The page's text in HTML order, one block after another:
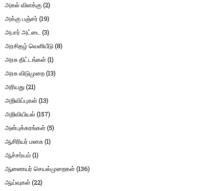
அகல் விளக்கு(2)
அக்கு பஞ்சர் (19)
அபார் அட்டை (3)
அரசிதழ் வெளியீடு(8)
அரசு திட்டங்கள்(1)
அரசு விடுமுறை(13)
அரியது(21)
அறிவிப்புகள்(13)
அறிவியியல் (157)
அன்புக்கரங்கள்(5)
ஆசிரியர் மனசு(1)
ஆச்சர்யம்(1)
ஆணையர் செயல்முறைகள்(136)
ஆய்வுகள்(22)